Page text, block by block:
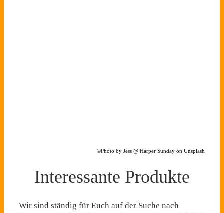
©Photo by Jess @ Harper Sunday on Unsplash
Interessante Produkte
Wir sind ständig für Euch auf der Suche nach